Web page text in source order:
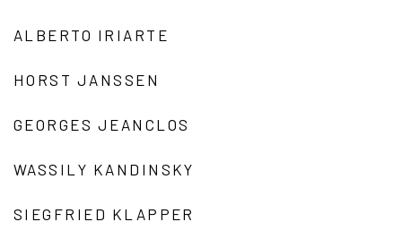
ALBERTO IRIARTE
HORST JANSSEN
GEORGES JEANCLOS
WASSILY KANDINSKY
SIEGFRIED KLAPPER